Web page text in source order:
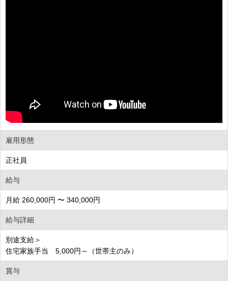
雇用形態
正社員
給与
月給 260,000円 〜 340,000円
給与詳細
別途支給＞
住宅家族手当 5,000円～（世帯主のみ）
賞与